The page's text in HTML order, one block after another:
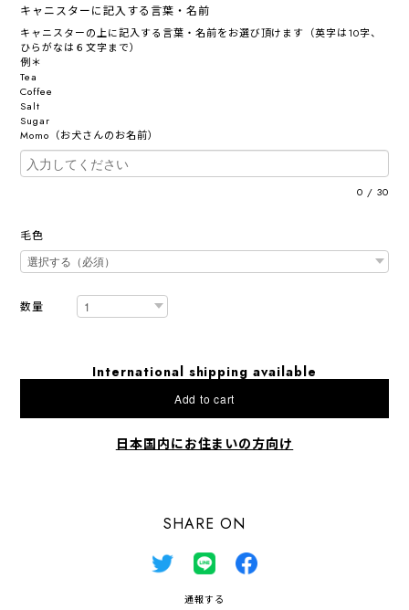
キャニスターに記入する言葉・名前
キャニスターの上に記入する言葉・名前をお選び頂けます（英字は10字、
ひらがなは６文字まで）
例＊
Tea
Coffee
Salt
Sugar
Momo（お犬さんのお名前）
0 / 30
毛色
数量
International shipping available
Add to cart
日本国内にお住まいの方向け
SHARE ON
通報する